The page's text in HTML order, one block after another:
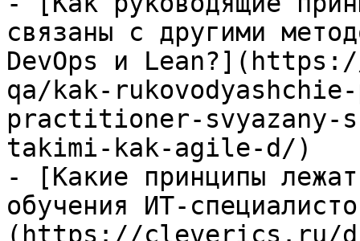
связаны с другими
DevOps и
qa/kak-
practitioner-svyazany-
takimi-kak-agile-d/)
- [Какие принципы
обучения ИТ-
(https://cleverics.ru/